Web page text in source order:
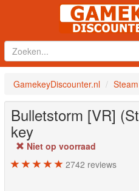
GamekeyDiscounter.nl Steam
Bulletstorm [VR]
key
Niet op voorraad
2742 reviews